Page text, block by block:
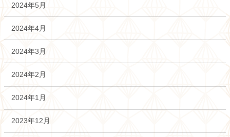
2024年5月
2024年4月
2024年3月
2024年2月
2024年1月
2023年12月